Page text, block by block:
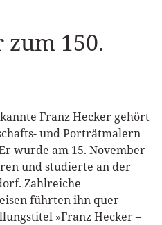
zum 150.
Franz Hecker gehört
und Porträtmalern
wurde am 15. November
und studierte an der
Zahlreiche
führten ihn quer
»Franz Hecker –